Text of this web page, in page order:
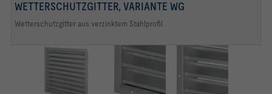
WETTERSCHUTZGITTER, VARIANTE WG
Wetterschutzgitter aus verzinktem Stahlprofil